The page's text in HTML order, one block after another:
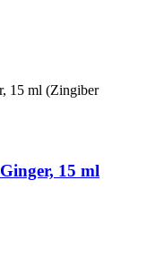
15 ml